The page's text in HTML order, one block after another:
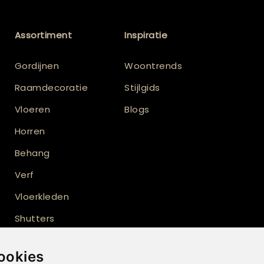
Assortiment
Gordijnen
Raamdecoratie
Vloeren
Horren
Behang
Verf
Vloerkleden
Shutters
Inspiratie
Woontrends
Stijlgids
Blogs